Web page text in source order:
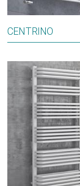
CENTRINO